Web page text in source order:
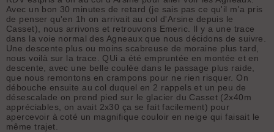
Avec un bon 30 minutes de retard (je sais pas ce qu'il m'a pris
de penser qu'en 1h on arrivait au col d'Arsine depuis le
Casset), nous arrivons et retrouvons Emeric. Il y a une trace
dans la voie normal des Agneaux que nous décidons de suivre.
Une descente plus ou moins scabreuse de moraine plus tard,
nous voilà sur la trace. QUi a été empruntée en montée et en
descente, avec une belle coulée dans le passage plus raide,
que nous remontons en crampons pour ne rien risquer. On
débouche ensuite au col duquel en 2 rappels et un peu de
désescalade on prend pied sur le glacier du Casset (2x40m
appréciables, on avait 2x30 ça se fait facilement) pour
apercevoir à coté un magnifique couloir en neige qui faisait le
même trajet.